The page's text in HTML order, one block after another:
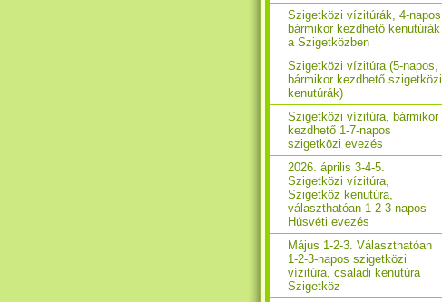
Szigetközi vízitúrák, 4-napos
bármikor kezdhető kenutúrák
a Szigetközben
Szigetközi vízitúra (5-napos,
bármikor kezdhető szigetközi
kenutúrák)
Szigetközi vízitúra, bármikor
kezdhető 1-7-napos
szigetközi evezés
2026. április 3-4-5.
Szigetközi vízitúra,
Szigetköz kenutúra,
választhatóan 1-2-3-napos
Húsvéti evezés
Május 1-2-3. Választhatóan
1-2-3-napos szigetközi
vízitúra, családi kenutúra
Szigetköz